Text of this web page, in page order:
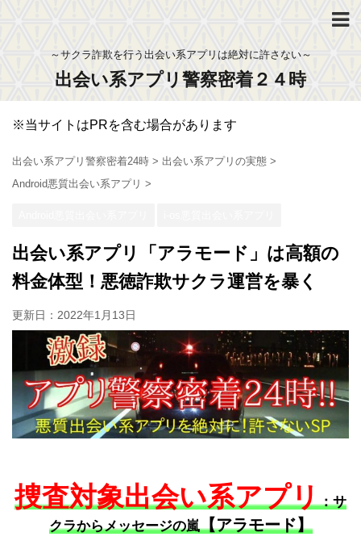
～サクラ詐欺を行う出会い系アプリは絶対に許さない～
出会い系アプリ警察密着２４時
※当サイトはPRを含む場合があります
出会い系アプリ警察密着24時 > 出会い系アプリの実態 >
Android悪質出会い系アプリ >
出会い系アプリ「アラモード」は高額の
料金体型！悪徳詐欺サクラ運営を暴く
更新日： 2022年1月13日
捜査対象出会い系アプリ：サ
クラからメッセージの嵐【アラモード】